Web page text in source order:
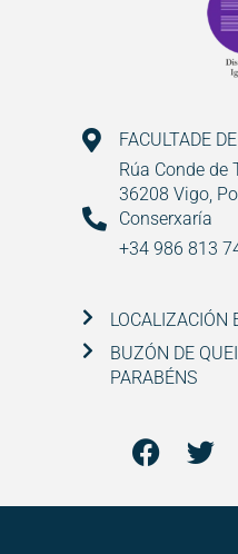
FACULTADE
Rúa Conde de
36208 Vigo,
Conserxaría
+34 986 813
LOCALIZACIÓN
BUZÓN DE
PARABÉNS